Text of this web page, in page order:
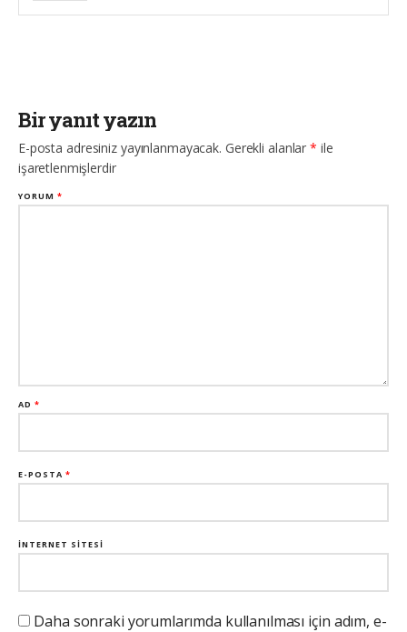
Bir yanıt yazın
E-posta adresiniz yayınlanmayacak. Gerekli alanlar* ile
işaretlenmişlerdir
YORUM*
AD*
E-POSTA*
İNTERNET SITESI
Daha sonraki yorumlarımda kullanılması için adım, e-